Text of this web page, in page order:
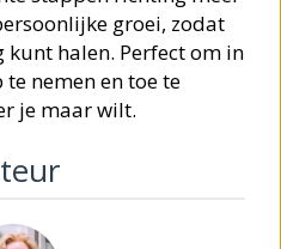
groei, zodat
kunt halen. Perfect om in
nemen en toe te
je maar wilt.